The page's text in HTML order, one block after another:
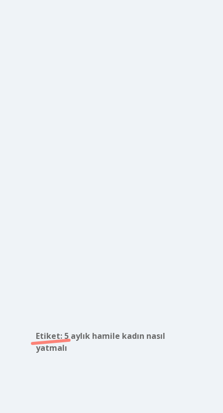
Etiket: 5 aylık hamile kadın nasıl
yatmalı